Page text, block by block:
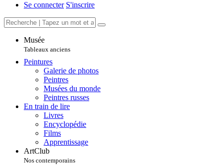
Se connecter S'inscrire
Musée
Tableaux anciens
Peintures
Galerie de photos
Peintres
Musées du monde
Peintres russes
En train de lire
Livres
Encyclopédie
Films
Apprentissage
ArtClub
Nos contemporains